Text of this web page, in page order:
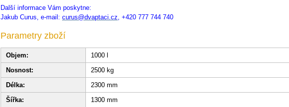
Další informace Vám poskytne:
Jakub Curus, e-mail: curus@dvaptaci.cz, +420 777 744 740
Parametry zboží
Objem:
1000 l
Nosnost:
2500 kg
Délka:
2300 mm
Šířka:
1300 mm